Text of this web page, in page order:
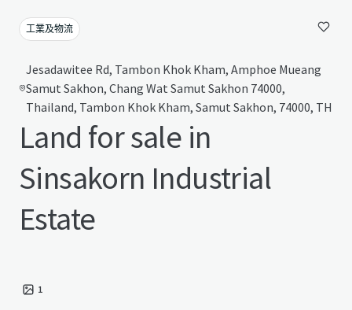
工業及物流
Jesadawitee Rd, Tambon Khok Kham, Amphoe Mueang
Samut Sakhon, Chang Wat Samut Sakhon 74000,
Thailand, Tambon Khok Kham, Samut Sakhon, 74000, TH
Land for sale in
Sinsakorn Industrial
Estate
1